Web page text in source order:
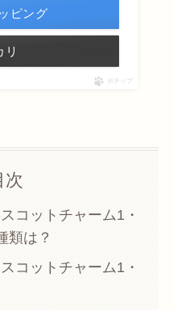
ピング
リ
ポチップ
次
コットチャーム1・
類は？
コットチャーム1・